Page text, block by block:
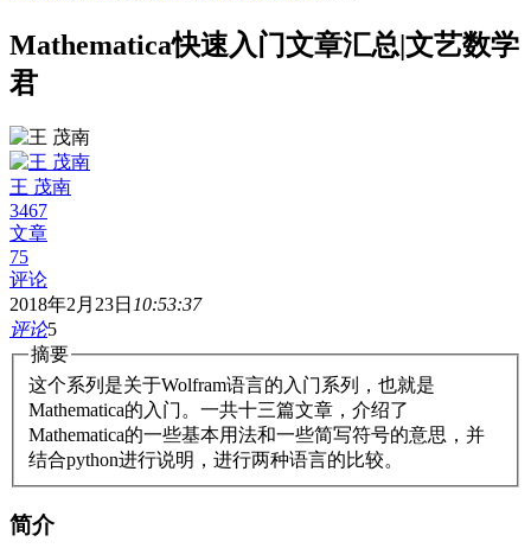
Mathematica快速入门文章汇总|文艺数学
君
王 茂南
3467
文章
75
评论
2018年2月23日 10:53:37
评论5
摘要
这个系列是关于Wolfram语言的入门系列，也就是
Mathematica的入门。一共十三篇文章，介绍了
Mathematica的一些基本用法和一些简写符号的意思，并
结合python进行说明，进行两种语言的比较。
简介